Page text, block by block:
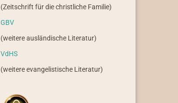
(Zeitschrift für die christliche Familie)
GBV
(weitere ausländische Literatur)
VdHS
(weitere evangelistische Literatur)